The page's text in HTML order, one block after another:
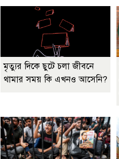
মৃত্যুর দিকে ছুটে চলা জীবনে
থামার সময় কি এখনও আসেনি?